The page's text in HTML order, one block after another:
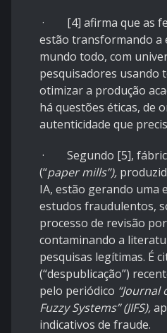
· [4] afirma que as
estão transformando a
mundo todo, com
pesquisadores usando
otimizar a produção
há questões éticas, de
autenticidade que
· Segundo [5],
(“paper mills”),
IA, estão gerando uma
estudos fraudulentos,
processo de revisão
contaminando a
pesquisas legítimas. É
(“despublicação”)
pelo periódico
Fuzzy Systems” (JIFS),
indicativos de fraude.